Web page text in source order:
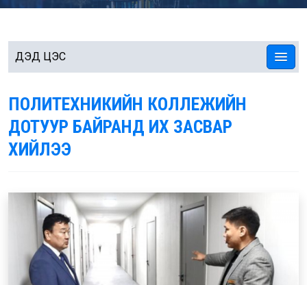
ДЭД ЦЭС
ПОЛИТЕХНИКИЙН КОЛЛЕЖИЙН
ДОТУУР БАЙРАНД ИХ ЗАСВАР
ХИЙЛЭЭ